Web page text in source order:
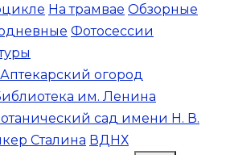
На трамвае Обзорные
Фотосессии
Аптекарский огород
им. Ленина
сад имени Н. В.
Сталина ВДНХ